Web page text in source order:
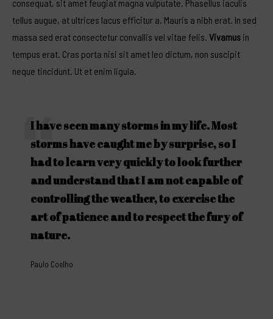
consequat, sit amet feugiat magna vulputate. Phasellus iaculis
tellus augue, at ultrices lacus efficitur a. Mauris a nibh erat. In sed
massa sed erat consectetur convallis vel vitae felis. Vivamus in
tempus erat. Cras porta nisi sit amet leo dictum, non suscipit
neque tincidunt. Ut et enim ligula.
I have seen many storms in my life. Most
storms have caught me by surprise, so I
had to learn very quickly to look further
and understand that I am not capable of
controlling the weather, to exercise the
art of patience and to respect the fury of
nature.
Paulo Coelho